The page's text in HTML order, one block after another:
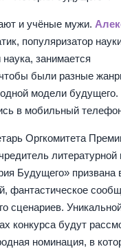
и учёные мужи.
популяризатор
занимается
были разные
модели
в мобильный
Оргкомитета
литературной
Будущего» призвана
фантастическое
сценариев.
конкурса будут
номинация, в